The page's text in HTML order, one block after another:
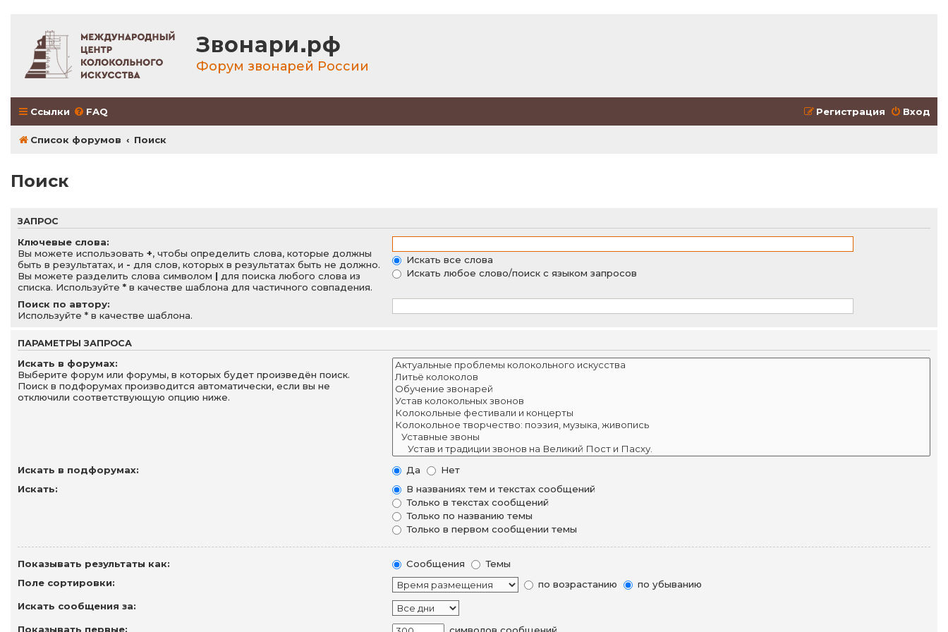
Звонари.рф
Форум звонарей России
Ссылки FAQ Вход
Регистрация
Список форумов Поиск
Поиск
ЗАПРОС
Ключевые слова:
Вы можете использовать +, чтобы определить слова, которые должны
быть в результатах, и - для слов, которых в результатах быть не должно.
Вы можете разделить слова символом | для поиска любого слова из
списка. Используйте * в качестве шаблона для частичного совпадения.
Искать все слова
Искать любое слово/поиск с языком запросов
Поиск по автору:
Используйте * в качестве шаблона.
ПАРАМЕТРЫ ЗАПРОСА
Искать в форумах:
Выберите форум или форумы, в которых будет произведён поиск.
Поиск в подфорумах производится автоматически, если вы не
отключили соответствующую опцию ниже.
Искать в подфорумах: Да
Нет
Искать:
В названиях тем и текстах сообщений
Только в текстах сообщений
Только по названию темы
Только в первом сообщении темы
Показывать результаты как: Сообщения
Темы
Поле сортировки:
по возрастанию
по убыванию
Искать сообщения за:
Показывать первые: символов сообщений